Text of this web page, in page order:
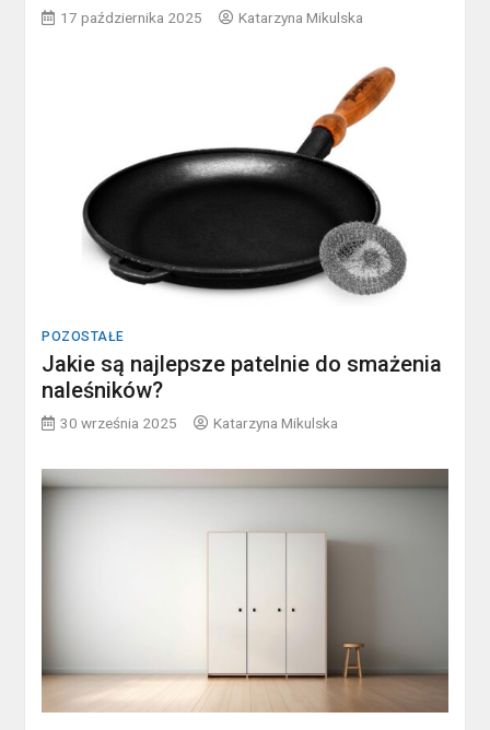
17 października 2025 Katarzyna Mikulska
POZOSTAŁE
Jakie są najlepsze patelnie do smażenia
naleśników?
30 września 2025 Katarzyna Mikulska